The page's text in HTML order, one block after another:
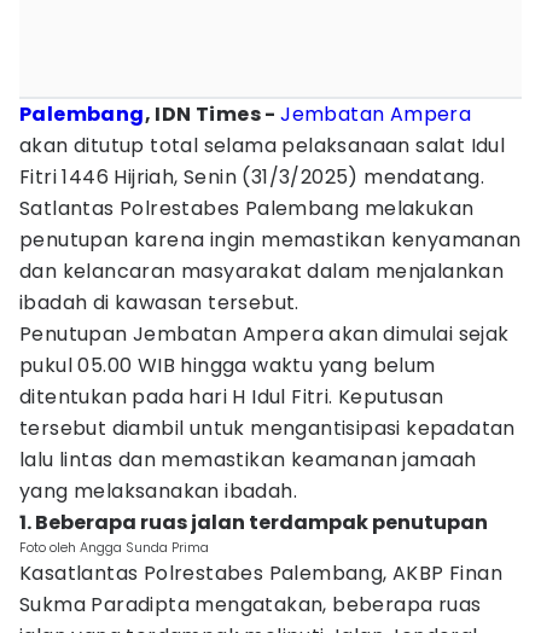
Palembang, IDN Times -Jembatan Ampera
akan ditutup total selama pelaksanaan salat Idul
Fitri 1446 Hijriah, Senin (31/3/2025) mendatang.
Satlantas Polrestabes Palembang melakukan
penutupan karena ingin memastikan kenyamanan
dan kelancaran masyarakat dalam menjalankan
ibadah di kawasan tersebut.
Penutupan Jembatan Ampera akan dimulai sejak
pukul 05.00 WIB hingga waktu yang belum
ditentukan pada hari H Idul Fitri. Keputusan
tersebut diambil untuk mengantisipasi kepadatan
lalu lintas dan memastikan keamanan jamaah
yang melaksanakan ibadah.
1. Beberapa ruas jalan terdampak penutupan
Foto oleh Angga Sunda Prima
Kasatlantas Polrestabes Palembang, AKBP Finan
Sukma Paradipta mengatakan, beberapa ruas